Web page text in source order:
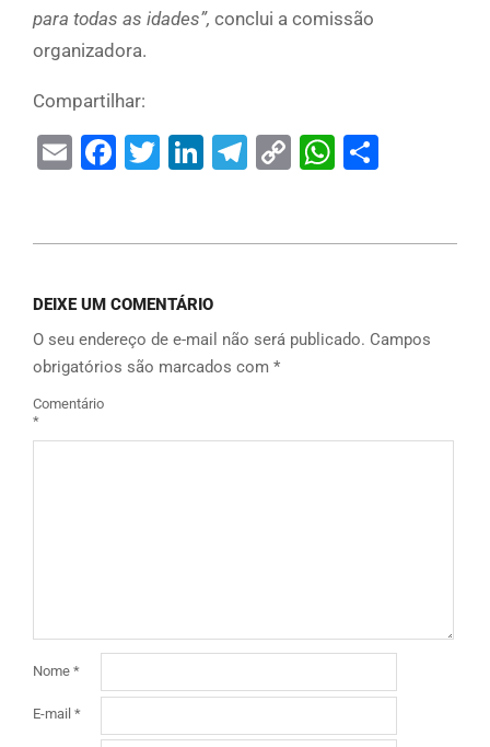
para todas as idades”, conclui a comissão
organizadora.
Compartilhar:
EmailFacebook
Twitter
LinkedIn
Telegram
Copy
DEIXE UM COMENTÁRIO
O seu endereço de e-mail não será publicado. Campos
obrigatórios são marcados com *
Comentário
*
Nome *
E-mail *